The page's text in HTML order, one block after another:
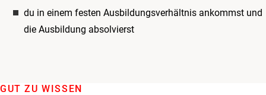
du in einem festen Ausbildungsverhältnis ankommst und
die Ausbildung absolvierst
GUT ZU WISSEN